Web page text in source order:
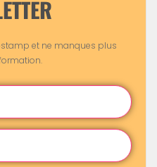
et ne manques plus